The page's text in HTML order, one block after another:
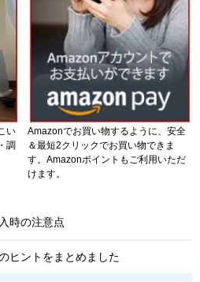
い
調
Amazonでお買い物するように、安全
＆最短2クリックでお買い物できま
す。Amazonポイントもご利用いただ
けます。
時の注意点
ヒントをまとめました